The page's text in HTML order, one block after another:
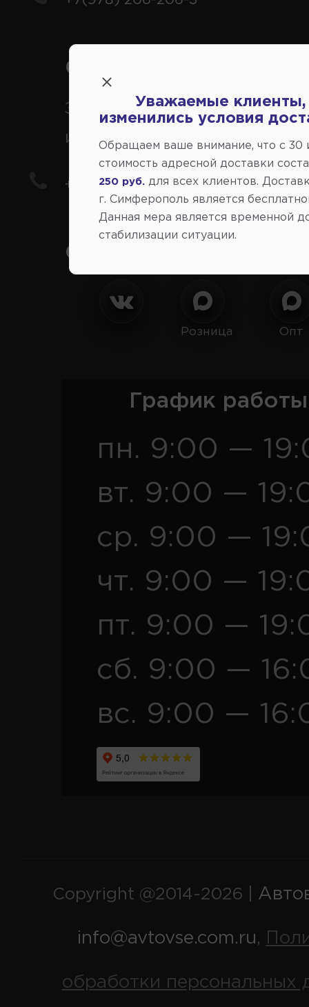
Справочный центр:
Заказ шин, дисков,
иномарки
+7(978) 206-206-8
Социальные сети:
Розница Опт
График
пн. 9:00 —
вт. 9:00 —
ср. 9:00 —
чт. 9:00 —
пт. 9:00 —
сб. 9:00 —
вс. 9:00 —
Copyright @2014-2026 |
info@avtovse.com.ru,
обработки персональных
Уважаемые клиенты,
изменились условия
Обращаем ваше внимание, что c 30
стоимость адресной доставки
250 руб.
для всех клиентов.
г. Симферополь является
Данная мера является временной
стабилизации ситуации.